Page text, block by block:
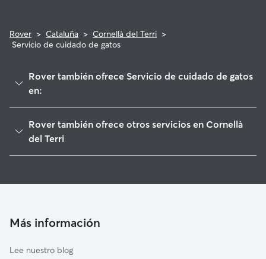
Rover > Cataluña > Cornellà del Terri >
Servicio de cuidado de gatos
Rover también ofrece Servicio de cuidado de gatos
en:
Banyoles
Sant Julià de Ramis
Serinyà
Rover también ofrece otros servicios en Cornellà
del Terri
Cuidado de mascota en Cornellà del Terri
Más información
Lee nuestro blog